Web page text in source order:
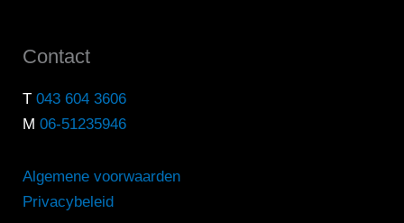
Contact
T 043 604 3606
M 06-51235946
Algemene voorwaarden
Privacybeleid